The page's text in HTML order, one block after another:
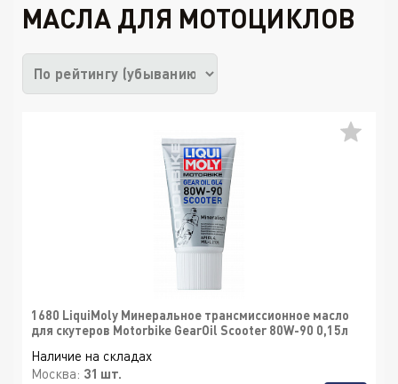
МАСЛА ДЛЯ МОТОЦИКЛОВ
1680 LiquiMoly Минеральное трансмиссионное масло
для скутеров Motorbike GearOil Scooter 80W-90 0,15л
Наличие на складах
Москва: 31 шт.